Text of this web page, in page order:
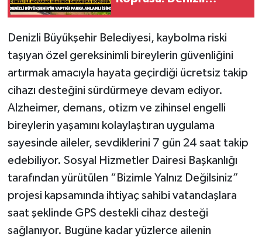
Denizli Büyükşehir Belediyesi, kaybolma riski
taşıyan özel gereksinimli bireylerin güvenliğini
artırmak amacıyla hayata geçirdiği ücretsiz takip
cihazı desteğini sürdürmeye devam ediyor.
Alzheimer, demans, otizm ve zihinsel engelli
bireylerin yaşamını kolaylaştıran uygulama
sayesinde aileler, sevdiklerini 7 gün 24 saat takip
edebiliyor. Sosyal Hizmetler Dairesi Başkanlığı
tarafından yürütülen “Bizimle Yalnız Değilsiniz”
projesi kapsamında ihtiyaç sahibi vatandaşlara
saat şeklinde GPS destekli cihaz desteği
sağlanıyor. Bugüne kadar yüzlerce ailenin